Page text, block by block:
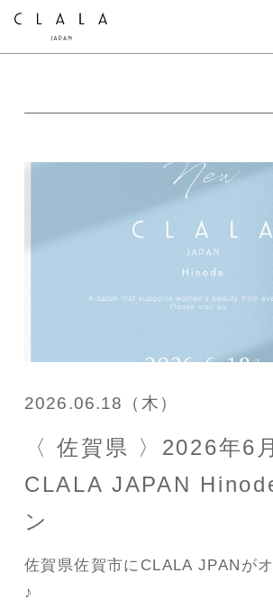
2026.06.18（木）
〈 佐賀県 〉2026年6
CLALA JAPAN
ン
佐賀県佐賀市にCLALA JPANが
♪